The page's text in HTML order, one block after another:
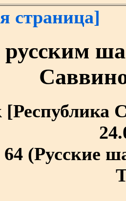
страница]
[Республика
64 (Русские